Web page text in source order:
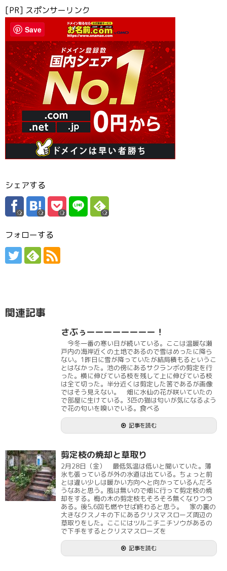
[PR] スポンサーリンク
シェアする
フォローする
関連記事
さぶぅーーーーーーーー！
今冬一番の寒い日が続いている。ここは温暖な瀬
戸内の海岸近くの土地であるので雪はめったに降ら
ない。1昨日に雪が降っていたが結局積もるというこ
とはなかった。池の傍にあるサクランボの剪定を行
った。横に伸びている枝を残して上に伸びている枝
は全て切った。半分近くは剪定した筈であるが画像
ではそう見えない。 畑に水仙の花が咲いていたの
で部屋に生けている。3匹の猫は匂いが気になるよう
で花の匂いを嗅いでいる。食べる
記事を読む
剪定枝の焼却と草取り
2月28日（金） 最低気温は低いと聞いていた。薄
氷も張っているが外の水道は出ている。ちょっと前
とは違い少しは暖かい方向へと向かっているんだろ
うなあと思う。風は無いので畑に行って剪定枝の焼
却をする。梅の木の剪定枝もそろそろ無くなりつつ
ある。後5,6回も燃やせば終わると思う。 家の裏の
大きなクスノキの下にあるクリスマスローズ周辺の
草取りをした。ここにはツルニチニチソウがあるの
で下手をするとクリスマスローズを
記事を読む
Save